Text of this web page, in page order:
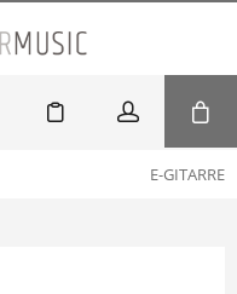
E-GITARRE